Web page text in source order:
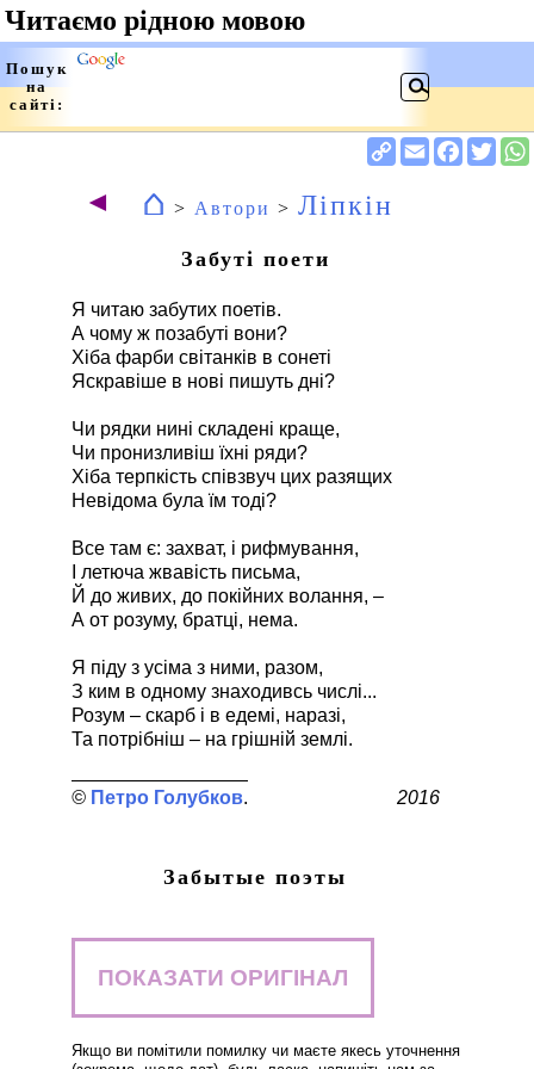
◄ ⌂ > Автори > Ліпкін
Забуті поети
Я читаю забутих поетів.
А чому ж позабуті вони?
Хіба фарби світанків в сонеті
Яскравіше в нові пишуть дні?
Чи рядки нині складені краще,
Чи пронизливіш їхні ряди?
Хіба терпкість співзвуч цих разящих
Невідома була їм тоді?
Все там є: захват, і рифмування,
І летюча жвавість письма,
Й до живих, до покійних волання, –
А от розуму, братці, нема.
Я піду з усіма з ними, разом,
З ким в одному знаходивсь числі...
Розум – скарб і в едемі, наразі,
Та потрібніш – на грішній землі.
Петро Голубков 2016
Забытые поэты
ПОКАЗАТИ ОРИГІНАЛ
Якщо ви помітили помилку чи маєте якесь уточнення